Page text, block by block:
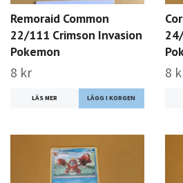
Remoraid Common
22/111 Crimson Invasion
Pokemon
8 kr
LÄS MER
8